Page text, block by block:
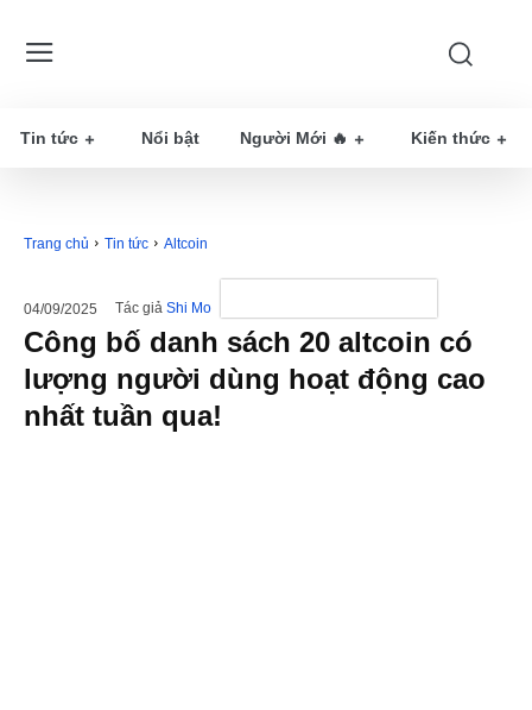
Tin tức Nổi bật Người Mới 🔥 Kiến thức
Trang chủ Tin tức Altcoin
04/09/2025 Tác giả Shi Mo
Công bố danh sách 20 altcoin có
lượng người dùng hoạt động cao
nhất tuần qua!